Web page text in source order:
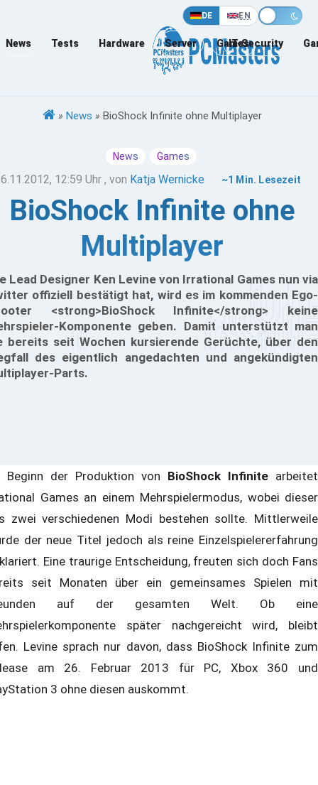
DE EN
News Tests Hardware Server Games
IT-Security
» News » BioShock Infinite ohne Multiplayer
News Games
12:59 Uhr , von Katja Wernicke ~1 Min. Lesezeit
BioShock Infinite ohne
Multiplayer
Lead Designer Ken Levine von Irrational Games nun via
offiziell bestätigt hat, wird es im kommenden Ego-
<strong>BioShock Infinite</strong> keine
Komponente geben. Damit unterstützt man
bereits seit Wochen kursierende Gerüchte, über den
des eigentlich angedachten und angekündigten
Parts.
Beginn der Produktion von BioShock Infinite arbeitet
Games an einem Mehrspielermodus, wobei dieser
zwei verschiedenen Modi bestehen sollte. Mittlerweile
der neue Titel jedoch als reine Einzelspielererfahrung
Eine traurige Entscheidung, freuten sich doch Fans
seit Monaten über ein gemeinsames Spielen mit
auf der gesamten Welt. Ob eine
später nachgereicht wird, bleibt
Levine sprach nur davon, dass BioShock Infinite zum
am 26. Februar 2013 für PC, Xbox 360 und
3 ohne diesen auskommt.